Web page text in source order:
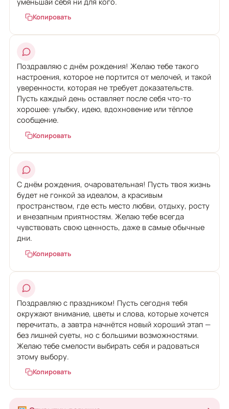
Копировать
Поздравляю с днём рождения! Желаю тебе такого
настроения, которое не портится от мелочей, и такой
уверенности, которая не требует доказательств.
Пусть каждый день оставляет после себя что-то
хорошее: улыбку, идею, вдохновение или тёплое
сообщение.
Копировать
С днём рождения, очаровательная! Пусть твоя жизнь
будет не гонкой за идеалом, а красивым
пространством, где есть место любви, отдыху, росту
и внезапным приятностям. Желаю тебе всегда
чувствовать свою ценность, даже в самые обычные
дни.
Копировать
Поздравляю с праздником! Пусть сегодня тебя
окружают внимание, цветы и слова, которые хочется
перечитать, а завтра начнётся новый хороший этап —
без лишней суеты, но с большими возможностями.
Желаю тебе смелости выбирать себя и радоваться
этому выбору.
Копировать